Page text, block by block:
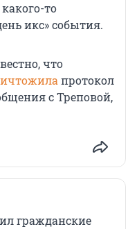
то
икс» события.
что
протокол
с Треповой,
гражданские